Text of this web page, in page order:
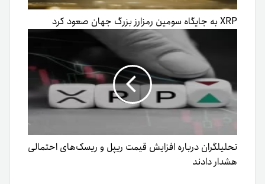
XRP به جایگاه سومین رمزارز بزرگ جهان صعود کرد
تحلیلگران درباره افزایش قیمت ریپل و ریسک‌های احتمالی
هشدار دادند